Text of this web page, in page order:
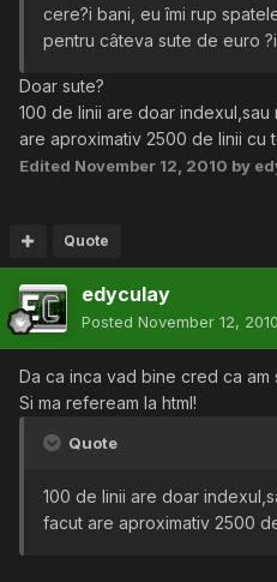
cere?i bani, eu îmi rup
pentru câteva sute de euro
Doar sute?
100 de linii are doar indexul,sau
are aproximativ 2500 de linii cu
Edited November 12, 2010 by
Quote
edyculay
Posted November 12, 2010
Da ca inca vad bine cred ca am
Si ma refeream la html!
Quote
100 de linii are doar
facut are aproximativ 2500